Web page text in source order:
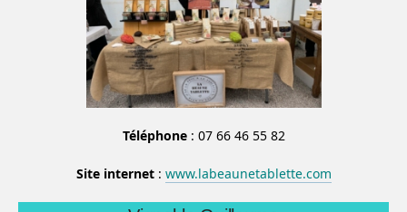
Téléphone: 07 66 46 55 82
Site internet: www.labeaunetablette.com